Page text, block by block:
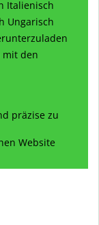
Italienisch
Ungarisch
mit den
präzise zu
Website